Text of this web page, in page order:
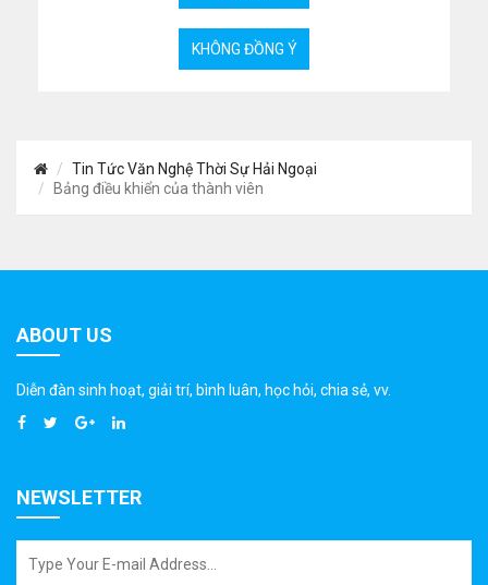
Tin Tức Văn Nghệ Thời Sự Hải Ngoại
Bảng điều khiển của thành viên
ABOUT US
Diễn đàn sinh hoạt, giải trí, bình luân, học hỏi, chia sẻ, vv.
NEWSLETTER